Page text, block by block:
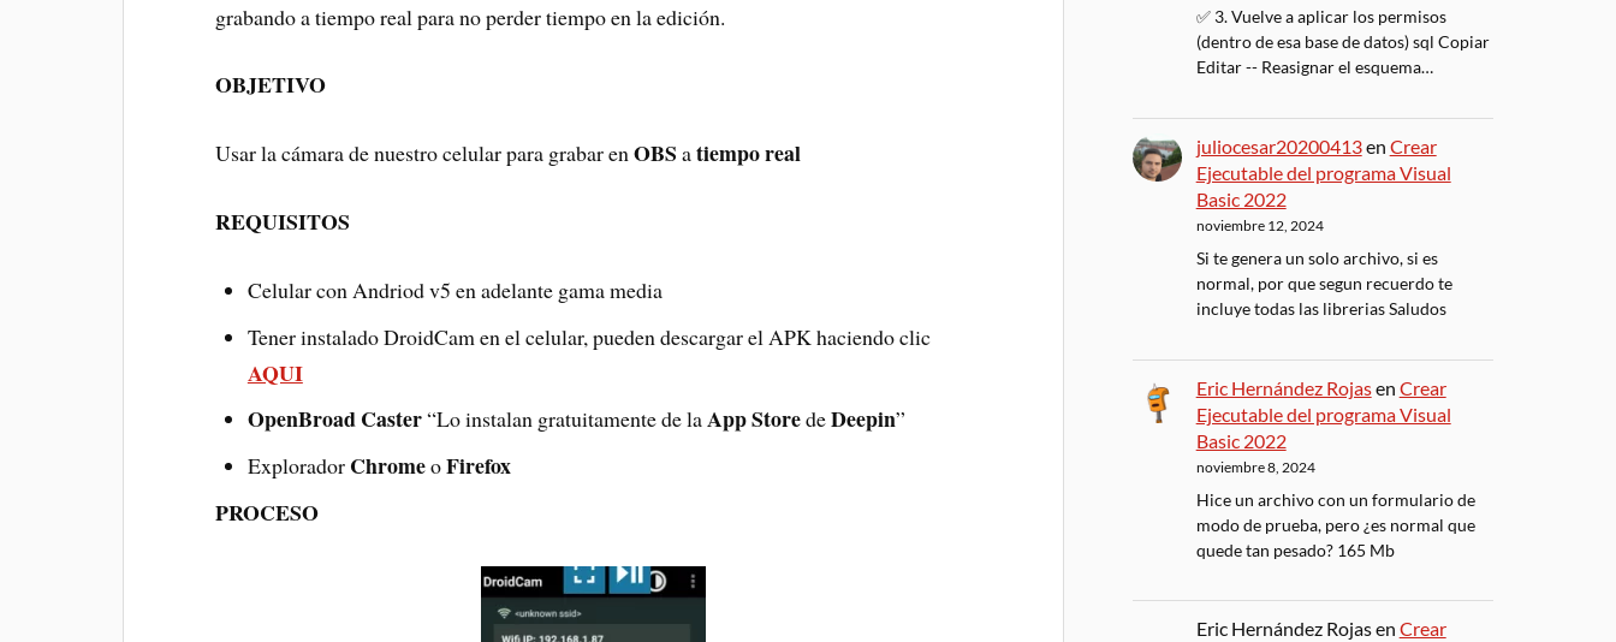
grabando a tiempo real para no perder tiempo en la edición.
OBJETIVO
Usar la cámara de nuestro celular para grabar enOBS atiempo real
REQUISITOS
Celular con Andriod v5 en adelante gama media
Tener instalado DroidCam en el celular, pueden descargar el APK haciendo clic
AQUI
OpenBroad Caster“Lo instalan gratuitamente de laApp StoredeDeepin”
Explorador ChromeoFirefox
PROCESO
✅ 3. Vuelve a aplicar los permisos
(dentro de esa base de datos) sql Copiar
Editar -- Reasignar el esquema…
juliocesar20200413en Crear
Ejecutable del programa Visual
Basic 2022
noviembre 12, 2024
Si te genera un solo archivo, si es
normal, por que segun recuerdo te
incluye todas las librerias Saludos
Eric Hernández Rojasen Crear
Ejecutable del programa Visual
Basic 2022
noviembre 8, 2024
Hice un archivo con un formulario de
modo de prueba, pero ¿es normal que
quede tan pesado? 165 Mb
Eric Hernández Rojasen Crear